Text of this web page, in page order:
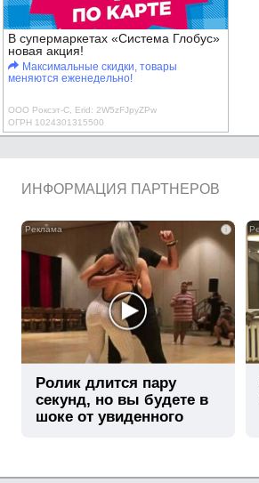
В супермаркетах «Система Глобус»
новая акция!
Максимальные скидки, товары
меняются еженедельно!
ООО Роксэт-С, Erid: 2W5zFJpyZPw
ОГРН 1024301315500
ИНФОРМАЦИЯ ПАРТНЕРОВ
i
Ролик длится пару
секунд, но вы будете в
шоке от увиденного